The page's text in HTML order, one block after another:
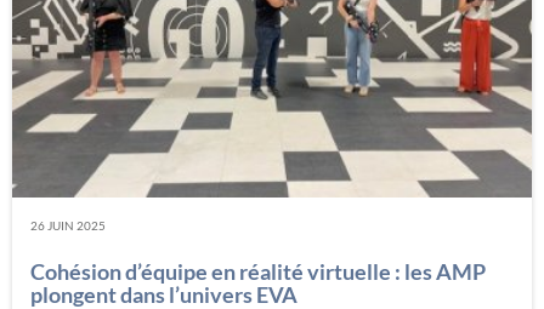
26 JUIN 2025
Cohésion d’équipe en réalité virtuelle : les AMP
plongent dans l’univers EVA